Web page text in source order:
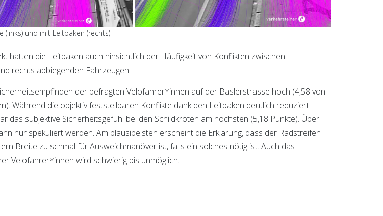
(links) und mit Leitbaken (rechts)
hatten die Leitbaken auch hinsichtlich der Häufigkeit von Konflikten zwischen
rechts abbiegenden Fahrzeugen.
der befragten Velofahrer*innen auf der Baslerstrasse hoch (4,58 von
Während die objektiv feststellbaren Konflikte dank den Leitbaken deutlich reduziert
das subjektive Sicherheitsgefühl bei den Schildkröten am höchsten (5,18 Punkte). Über
nur spekuliert werden. Am plausibelsten erscheint die Erklärung, dass der Radstreifen
Breite zu schmal für Ausweichmanöver ist, falls ein solches nötig ist. Auch das
Velofahrer*innen wird schwierig bis unmöglich.